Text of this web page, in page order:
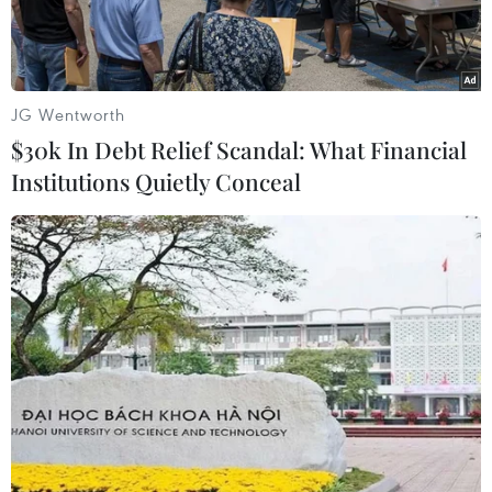
Đại tướng Trần Đại Quang phát biểu chỉ đạo hội nghị. (Ảnh :
Quang Huy/TTXVN)
Ngày 17/1, tại thành phố Buôn Ma Thuột (Đắk
Lắk), Ban Chỉ đạo Tây Nguyên tổ chức Hội nghị
JG Wentworth
$30k In Debt Relief Scandal: What Financial
Institutions Quietly Conceal